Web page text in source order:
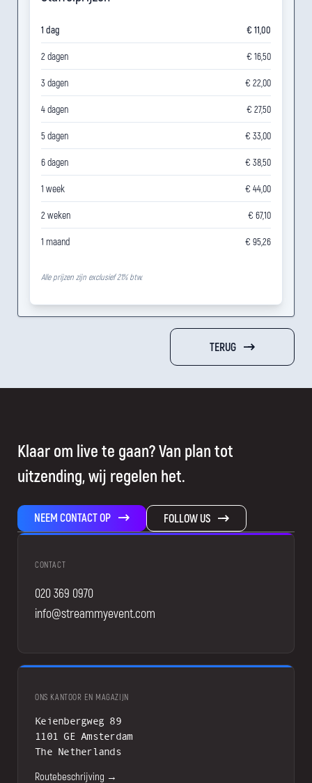
1 dag € 11,00
2 dagen € 16,50
3 dagen € 22,00
4 dagen € 27,50
5 dagen € 33,00
6 dagen € 38,50
1 week € 44,00
2 weken € 67,10
1 maand € 95,26
Alle prijzen zijn exclusief 21% btw.
TERUG
Klaar om live te gaan? Van plan tot
uitzending, wij regelen het.
NEEM CONTACT OP FOLLOW US
CONTACT
020 369 0970
info@streammyevent.com
ONS KANTOOR EN MAGAZIJN
Keienbergweg 89
1101 GE Amsterdam
The Netherlands
Routebeschrijving →